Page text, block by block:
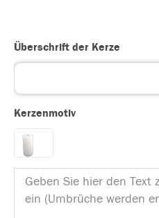
Überschrift der Kerze
Kerzenmotiv